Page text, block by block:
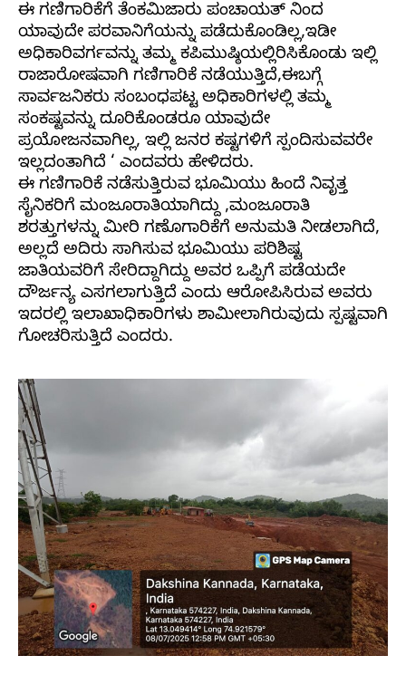
ಈ ಗಣಿಗಾರಿಕೆಗೆ ತೆಂಕಮಿಜಾರು ಪಂಚಾಯತ್ ನಿಂದ
ಯಾವುದೇ ಪರವಾನಿಗೆಯನ್ನು ಪಡೆದುಕೊಂಡಿಲ್ಲ,ಇಡೀ
ಅಧಿಕಾರಿವರ್ಗವನ್ನು ತಮ್ಮ ಕಪಿಮುಷ್ಠಿಯಲ್ಲಿರಿಸಿಕೊಂಡು ಇಲ್ಲಿ
ರಾಜಾರೋಷವಾಗಿ ಗಣಿಗಾರಿಕೆ ನಡೆಯುತ್ತಿದೆ,ಈಬಗ್ಗೆ
ಸಾರ್ವಜನಿಕರು ಸಂಬಂಧಪಟ್ಟ ಅಧಿಕಾರಿಗಳಲ್ಲಿ ತಮ್ಮ
ಸಂಕಷ್ಟವನ್ನು ದೂರಿಕೊಂಡರೂ ಯಾವುದೇ
ಪ್ರಯೋಜನವಾಗಿಲ್ಲ, ಇಲ್ಲಿ ಜನರ ಕಷ್ಟಗಳಿಗೆ ಸ್ಪಂದಿಸುವವರೇ
ಇಲ್ಲದಂತಾಗಿದೆ ‘ ಎಂದವರು ಹೇಳಿದರು.
ಈ ಗಣಿಗಾರಿಕೆ ನಡೆಸುತ್ತಿರುವ ಭೂಮಿಯು ಹಿಂದೆ ನಿವೃತ್ತ
ಸೈನಿಕರಿಗೆ ಮಂಜೂರಾತಿಯಾಗಿದ್ದು ,ಮಂಜೂರಾತಿ
ಶರತ್ತುಗಳನ್ನು ಮೀರಿ ಗಣೊಗಾರಿಕೆಗೆ ಅನುಮತಿ ನೀಡಲಾಗಿದೆ,
ಅಲ್ಲದೆ ಅದಿರು ಸಾಗಿಸುವ ಭೂಮಿಯು ಪರಿಶಿಷ್ಟ
ಜಾತಿಯವರಿಗೆ ಸೇರಿದ್ದಾಗಿದ್ದು ಅವರ ಒಪ್ಪಿಗೆ ಪಡೆಯದೇ
ದೌರ್ಜನ್ಯ ಎಸಗಲಾಗುತ್ತಿದೆ ಎಂದು ಆರೋಪಿಸಿರುವ ಅವರು
ಇದರಲ್ಲಿ ಇಲಾಖಾಧಿಕಾರಿಗಳು ಶಾಮೀಲಾಗಿರುವುದು ಸ್ಪಷ್ಟವಾಗಿ
ಗೋಚರಿಸುತ್ತಿದೆ ಎಂದರು.